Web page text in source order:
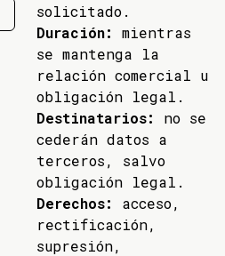
solicitado.
Duración:
mientras
se mantenga la
relación comercial u
obligación legal.
Destinatarios:
no se
cederán datos a
terceros, salvo
obligación legal.
Derechos:
acceso,
rectificación,
supresión,